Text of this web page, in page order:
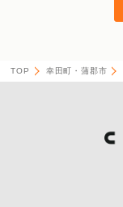
TOP 幸田町・蒲郡市